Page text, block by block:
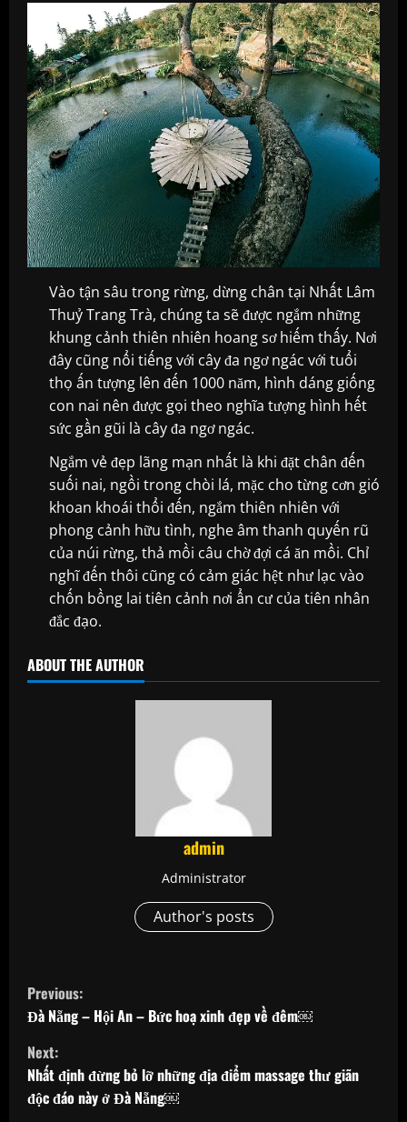
Vào tận sâu trong rừng, dừng chân tại Nhất Lâm
Thuỷ Trang Trà, chúng ta sẽ được ngắm những
khung cảnh thiên nhiên hoang sơ hiếm thấy. Nơi
đây cũng nổi tiếng với cây đa ngơ ngác với tuổi
thọ ấn tượng lên đến 1000 năm, hình dáng giống
con nai nên được gọi theo nghĩa tượng hình hết
sức gần gũi là cây đa ngơ ngác.
Ngắm vẻ đẹp lãng mạn nhất là khi đặt chân đến
suối nai, ngồi trong chòi lá, mặc cho từng cơn gió
khoan khoái thổi đến, ngắm thiên nhiên với
phong cảnh hữu tình, nghe âm thanh quyến rũ
của núi rừng, thả mồi câu chờ đợi cá ăn mồi. Chỉ
nghĩ đến thôi cũng có cảm giác hệt như lạc vào
chốn bồng lai tiên cảnh nơi ẩn cư của tiên nhân
đắc đạo.
ABOUT THE AUTHOR
admin
Administrator
Author's posts
C
o
n
t
Previous:
Đà Nẵng – Hội An – Bức hoạ xinh đẹp về đêm￼
Next:
Nhất định đừng bỏ lỡ những địa điểm massage thư giãn
độc đáo này ở Đà Nẵng￼